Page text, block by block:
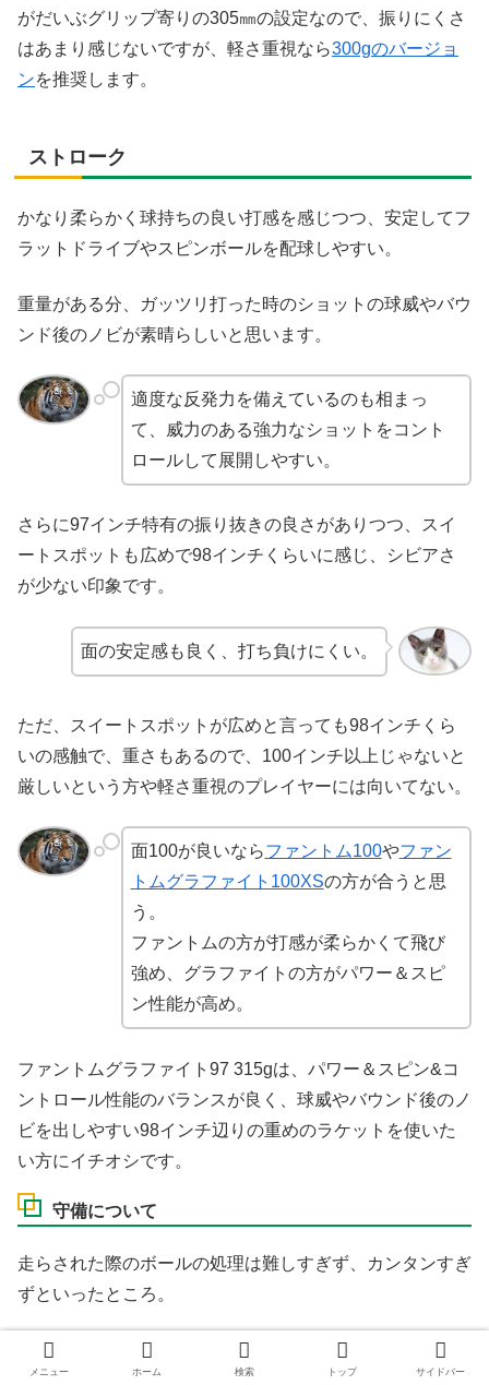
がだいぶグリップ寄りの305㎜の設定なので、振りにくさ
はあまり感じないですが、軽さ重視なら300gのバージョ
ンを推奨します。
ストローク
かなり柔らかく球持ちの良い打感を感じつつ、安定してフ
ラットドライブやスピンボールを配球しやすい。
重量がある分、ガッツリ打った時のショットの球威やバウ
ンド後のノビが素晴らしいと思います。
適度な反発力を備えているのも相まっ
て、威力のある強力なショットをコント
ロールして展開しやすい。
さらに97インチ特有の振り抜きの良さがありつつ、スイ
ートスポットも広めで98インチくらいに感じ、シビアさ
が少ない印象です。
面の安定感も良く、打ち負けにくい。
ただ、スイートスポットが広めと言っても98インチくら
いの感触で、重さもあるので、100インチ以上じゃないと
厳しいという方や軽さ重視のプレイヤーには向いてない。
面100が良いならファントム100やファン
トムグラファイト100XSの方が合うと思
う。
ファントムの方が打感が柔らかくて飛び
強め、グラファイトの方がパワー＆スピ
ン性能が高め。
ファントムグラファイト97 315gは、パワー＆スピン&コ
ントロール性能のバランスが良く、球威やバウンド後のノ
ビを出しやすい98インチ辺りの重めのラケットを使いた
い方にイチオシです。
守備について
走らされた際のボールの処理は難しすぎず、カンタンすぎ
ずといったところ。
100インチ以上のラケットほどはラクじゃなく、取り回し
やすさもそこそこですが、十分パワーがあるので、難しく
メニュー ホーム 検索 トップ サイドバー